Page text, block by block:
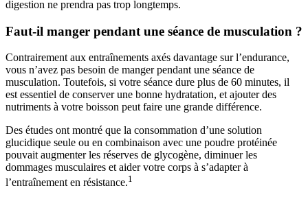
digestion ne prendra pas trop longtemps.
Faut-il manger pendant une séance de musculation ?
Contrairement aux entraînements axés davantage sur l’endurance,
vous n’avez pas besoin de manger pendant une séance de
musculation. Toutefois, si votre séance dure plus de 60 minutes, il
est essentiel de conserver une bonne hydratation, et ajouter des
nutriments à votre boisson peut faire une grande différence.
Des études ont montré que la consommation d’une solution
glucidique seule ou en combinaison avec une poudre protéinée
pouvait augmenter les réserves de glycogène, diminuer les
dommages musculaires et aider votre corps à s’adapter à
l’entraînement en résistance.1